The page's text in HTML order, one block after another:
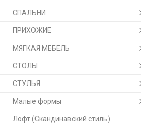
СПАЛЬНИ
ПРИХОЖИЕ
МЯГКАЯ МЕБЕЛЬ
СТОЛЫ
СТУЛЬЯ
Малые формы
Лофт (Скандинавский стиль)